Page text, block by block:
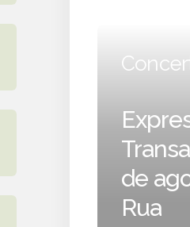
de
Rua